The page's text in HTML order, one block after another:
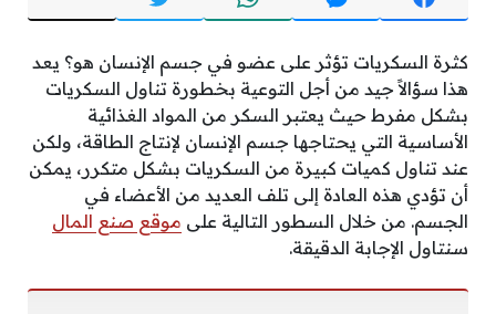
كثرة السكريات تؤثر على عضو في جسم الإنسان هو؟ يعد
هذا سؤالاً جيد من أجل التوعية بخطورة تناول السكريات
بشكل مفرط حيث يعتبر السكر من المواد الغذائية
الأساسية التي يحتاجها جسم الإنسان لإنتاج الطاقة، ولكن
عند تناول كميات كبيرة من السكريات بشكل متكرر، يمكن
أن تؤدي هذه العادة إلى تلف العديد من الأعضاء في
الجسم. من خلال السطور التالية على موقع صنع المال
سنتاول الإجابة الدقيقة.